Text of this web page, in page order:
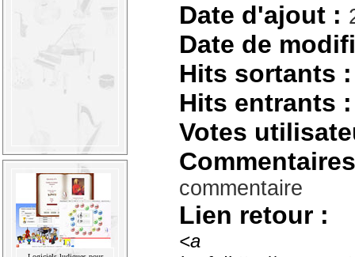
Date d'ajout :
Date de
Hits sortants :
Hits entrants :
Votes
commentaire
Lien retour :
<a